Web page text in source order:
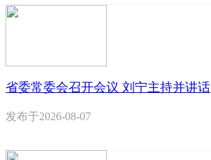
省委常委会召开会议 刘宁主持并讲话
发布于2026-08-07